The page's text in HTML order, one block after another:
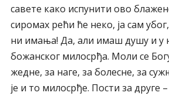
савете како испунити ово
сиромах рећи ће неко, ја сам
ни имања! Да, али имаш душу и у
божанског милосрђа. Моли се
жедне, за наге, за болесне, за
је и то милосрђе. Пости за друге